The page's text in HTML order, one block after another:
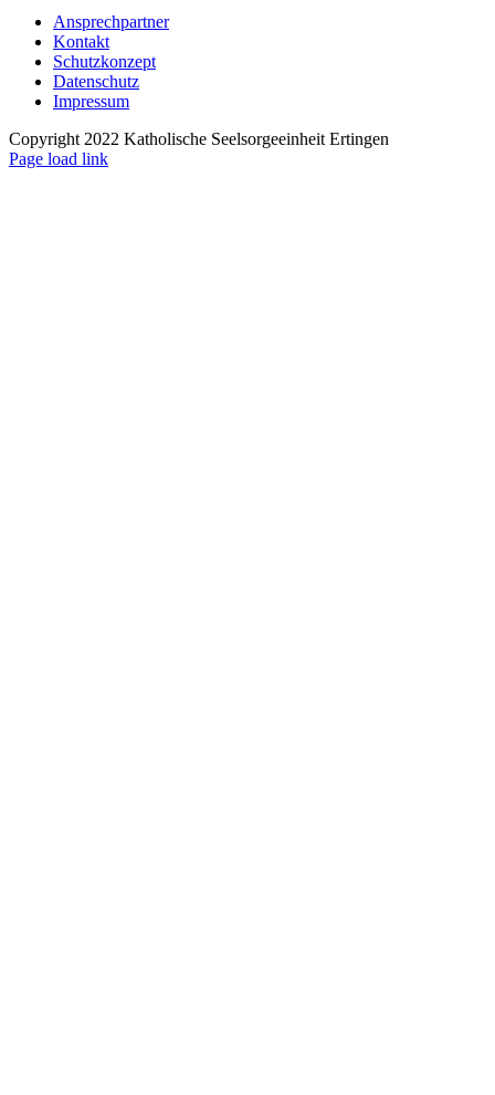
Ansprechpartner
Kontakt
Schutzkonzept
Datenschutz
Impressum
Copyright 2022 Katholische Seelsorgeeinheit Ertingen
Page load link